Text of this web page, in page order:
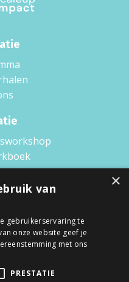
up?
×
van
gebruikerservaring te
onze website geef je
met ons
PRESTATIE